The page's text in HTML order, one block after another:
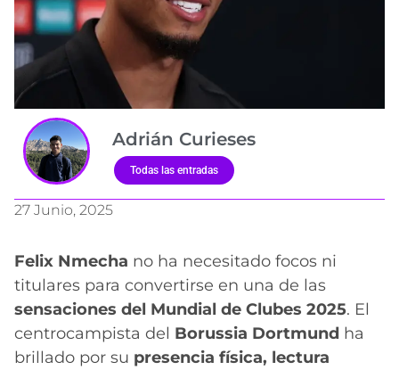
Adrián Curieses
Todas las entradas
27 Junio, 2025
Felix Nmecha no ha necesitado focos ni
titulares para convertirse en una de las
sensaciones del Mundial de Clubes 2025. El
centrocampista del Borussia Dortmund ha
brillado por su presencia física, lectura